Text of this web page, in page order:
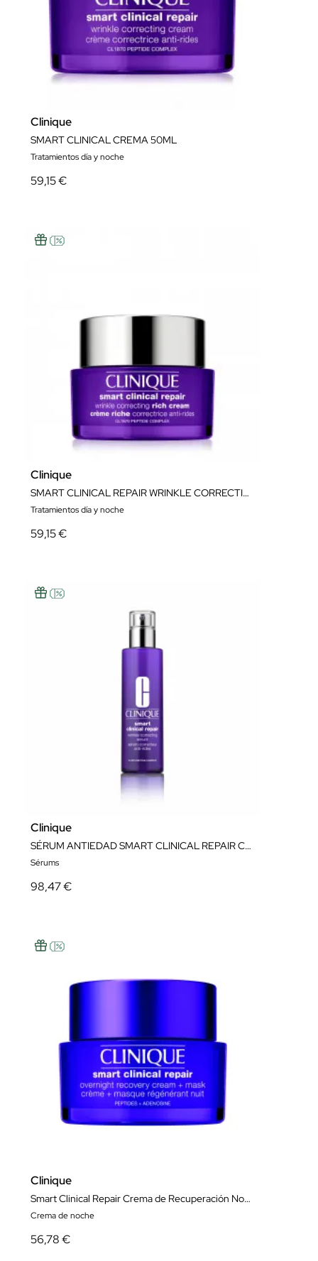
Clinique
SMART CLINICAL CREMA 50ML
Tratamientos día y noche
59,15 €
Clinique
SMART CLINICAL REPAIR WRINKLE CORRECTING RICH CREAM 50ML
Tratamientos día y noche
59,15 €
Clinique
SÉRUM ANTIEDAD SMART CLINICAL REPAIR CLINIQUE EDICIÓN LIMITADA
Sérums
98,47 €
Clinique
Smart Clinical Repair Crema de Recuperación Nocturna y Mascarilla
Crema de noche
56,78 €